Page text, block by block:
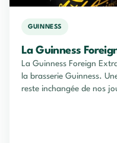
GUINNESS
La Guinness
La Guinness Foreign
la brasserie Guinness.
reste inchangée de nos